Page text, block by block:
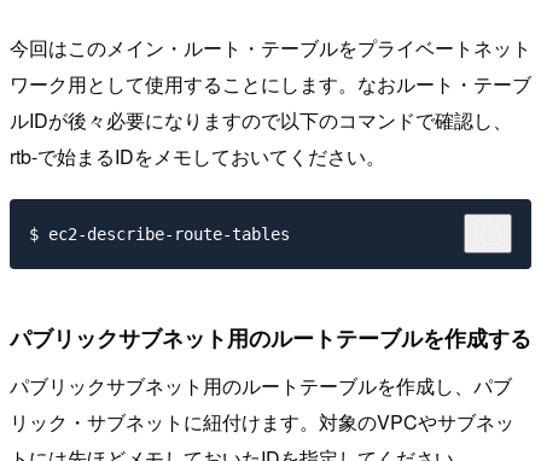
今回はこのメイン・ルート・テーブルをプライベートネット
ワーク用として使用することにします。なおルート・テーブ
ルIDが後々必要になりますので以下のコマンドで確認し、
rtb-で始まるIDをメモしておいてください。
パブリックサブネット用のルートテーブルを作成する
パブリックサブネット用のルートテーブルを作成し、パブ
リック・サブネットに紐付けます。対象のVPCやサブネッ